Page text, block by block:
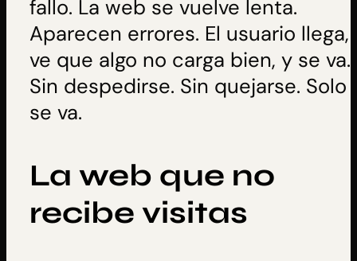
fallo. La web se vuelve lenta.
Aparecen errores. El usuario llega,
ve que algo no carga bien, y se va.
Sin despedirse. Sin quejarse. Solo
se va.
La web que no
recibe visitas